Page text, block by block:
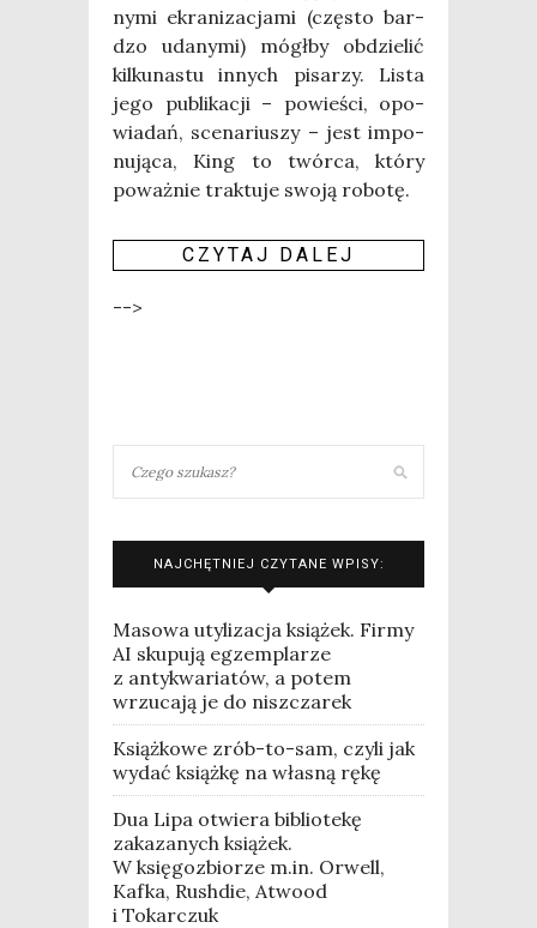
ny­mi ekra­ni­za­cja­mi (czę­sto bar­
dzo uda­ny­mi) mógł­by obdzie­lić
kil­ku­na­stu innych pisa­rzy. Lista
jego publi­ka­cji – powie­ści, opo­
wia­dań, sce­na­riu­szy – jest impo­
nu­ją­ca, King to twór­ca, któ­ry
poważ­nie trak­tu­je swo­ją robo­tę.
CZY­TAJ DALEJ
-->
NAJCHĘTNIEJ CZYTANE WPISY:
Masowa utylizacja książek. Firmy
AI skupują egzemplarze
z antykwariatów, a potem
wrzucają je do niszczarek
Książkowe zrób-to-sam, czyli jak
wydać książkę na własną rękę
Dua Lipa otwiera bibliotekę
zakazanych książek.
W księgozbiorze m.in. Orwell,
Kafka, Rushdie, Atwood
i Tokarczuk